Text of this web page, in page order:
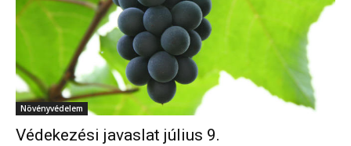
Növényvédelem
Védekezési javaslat július 9.